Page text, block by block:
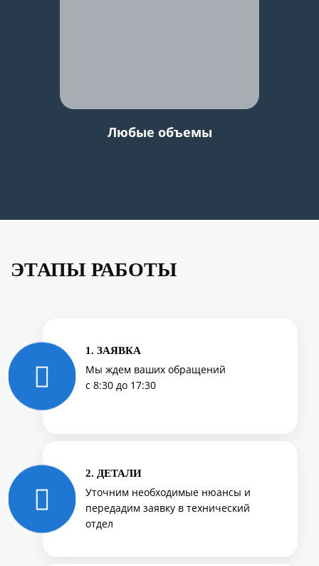
Любые объемы
ЭТАПЫ РАБОТЫ
1. ЗАЯВКА
Мы ждем ваших обращений
с 8:30 до 17:30
2. ДЕТАЛИ
Уточним необходимые нюансы и
передадим заявку в технический
отдел